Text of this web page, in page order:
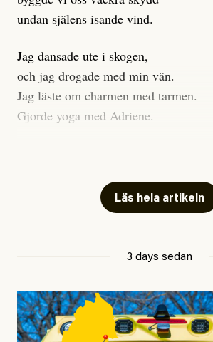
undan själens isande vind.
Jag dansade ute i skogen,
och jag drogade med min vän.
Jag läste om charmen med tarmen.
Gjorde yoga med Adriene.
Jag gick djupt ner i mitt trauma.
Undersökte min anknytning
Att vara ekonomiskt beroende
så jag investerade allt jag ägde
i en kryptovaluta.
Läs hela artikeln
3 days sedan